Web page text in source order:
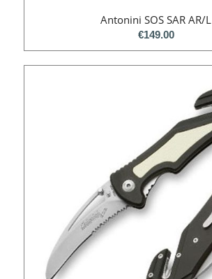
Antonini SOS SAR AR/L
€149.00